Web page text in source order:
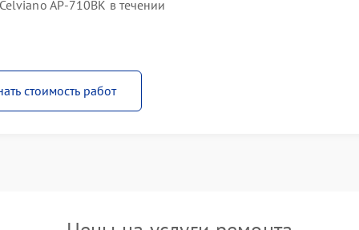
AP-710BK в течении
стоимость работ